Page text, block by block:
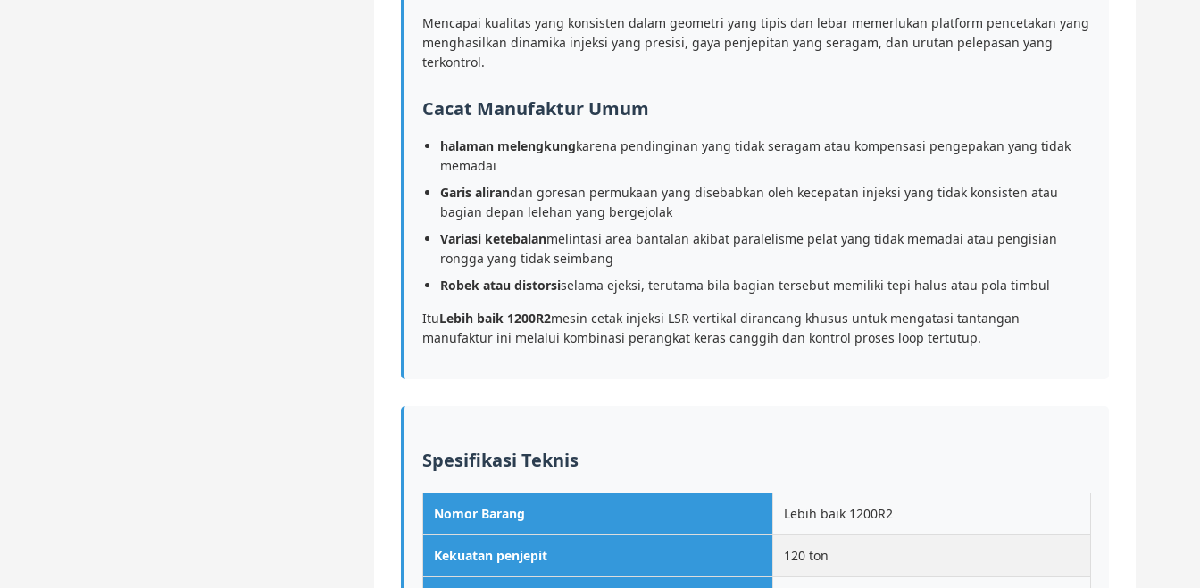
Mencapai kualitas yang konsisten dalam geometri yang tipis dan lebar memerlukan platform pencetakan yang
menghasilkan dinamika injeksi yang presisi, gaya penjepitan yang seragam, dan urutan pelepasan yang
terkontrol.
Cacat Manufaktur Umum
halaman melengkungkarena pendinginan yang tidak seragam atau kompensasi pengepakan yang tidak
memadai
Garis alirandan goresan permukaan yang disebabkan oleh kecepatan injeksi yang tidak konsisten atau
bagian depan lelehan yang bergejolak
Variasi ketebalanmelintasi area bantalan akibat paralelisme pelat yang tidak memadai atau pengisian
rongga yang tidak seimbang
Robek atau distorsiselama ejeksi, terutama bila bagian tersebut memiliki tepi halus atau pola timbul
ItuLebih baik 1200R2mesin cetak injeksi LSR vertikal dirancang khusus untuk mengatasi tantangan
manufaktur ini melalui kombinasi perangkat keras canggih dan kontrol proses loop tertutup.
Spesifikasi Teknis
Nomor Barang Lebih baik 1200R2
Kekuatan penjepit 120 ton